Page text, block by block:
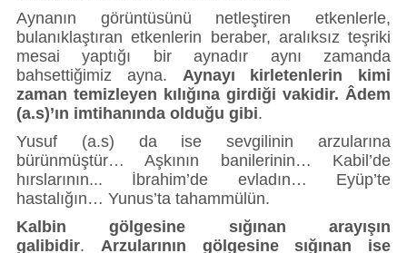
Aynanın görüntüsünü netleştiren etkenlerle,
bulanıklaştıran etkenlerin beraber, aralıksız teşriki
mesai yaptığı bir aynadır aynı zamanda
bahsettiğimiz ayna. Aynayı kirletenlerin kimi
zaman temizleyen kılığına girdiği vakidir. Âdem
(a.s)’ın imtihanında olduğu gibi.
Yusuf (a.s) da ise sevgilinin arzularına
bürünmüştür… Aşkının banilerinin… Kabil’de
hırslarının... İbrahim’de evladın… Eyüp’te
hastalığın… Yunus’ta tahammülün.
Kalbin gölgesine sığınan arayışın
galibidir. Arzularının gölgesine sığınan ise